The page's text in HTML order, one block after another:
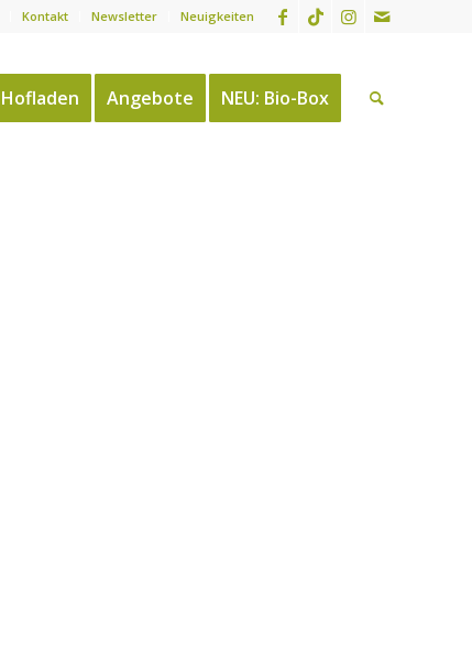
Kontakt Newsletter Neuigkeiten
Hofladen Angebote NEU: Bio-Box